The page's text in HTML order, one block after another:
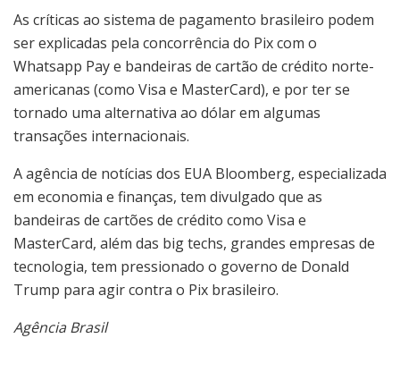
As críticas ao sistema de pagamento brasileiro podem
ser explicadas pela concorrência do Pix com o
Whatsapp Pay e bandeiras de cartão de crédito norte-
americanas (como Visa e MasterCard), e por ter se
tornado uma alternativa ao dólar em algumas
transações internacionais.
A agência de notícias dos EUA Bloomberg, especializada
em economia e finanças, tem divulgado que as
bandeiras de cartões de crédito como Visa e
MasterCard, além das big techs, grandes empresas de
tecnologia, tem pressionado o governo de Donald
Trump para agir contra o Pix brasileiro.
Agência Brasil